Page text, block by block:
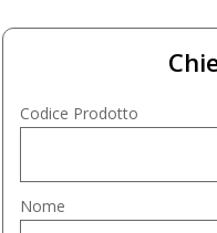
Codice Prodotto
Nome